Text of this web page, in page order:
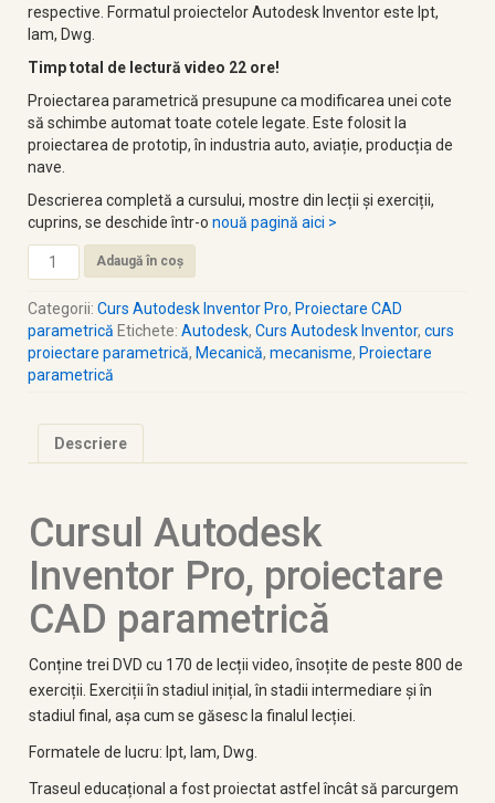
respective. Formatul proiectelor Autodesk Inventor este Ipt,
Iam, Dwg.
Timp total de lectură video 22 ore!
Proiectarea parametrică presupune ca modificarea unei cote
să schimbe automat toate cotele legate. Este folosit la
proiectarea de prototip, în industria auto, aviație, producția de
nave.
Descrierea completă a cursului, mostre din lecții și exerciții,
cuprins, se deschide într-o nouă pagină aici >
Adaugă în coș
Categorii: Curs Autodesk Inventor Pro, Proiectare CAD
parametrică Etichete: Autodesk, Curs Autodesk Inventor, curs
proiectare parametrică, Mecanică, mecanisme, Proiectare
parametrică
Descriere
Cursul Autodesk
Inventor Pro, proiectare
CAD parametrică
Conține trei DVD cu 170 de lecții video, însoțite de peste 800 de
exerciții. Exerciții în stadiul inițial, în stadii intermediare și în
stadiul final, așa cum se găsesc la finalul lecției.
Formatele de lucru: Ipt, Iam, Dwg.
Traseul educațional a fost proiectat astfel încât să parcurgem